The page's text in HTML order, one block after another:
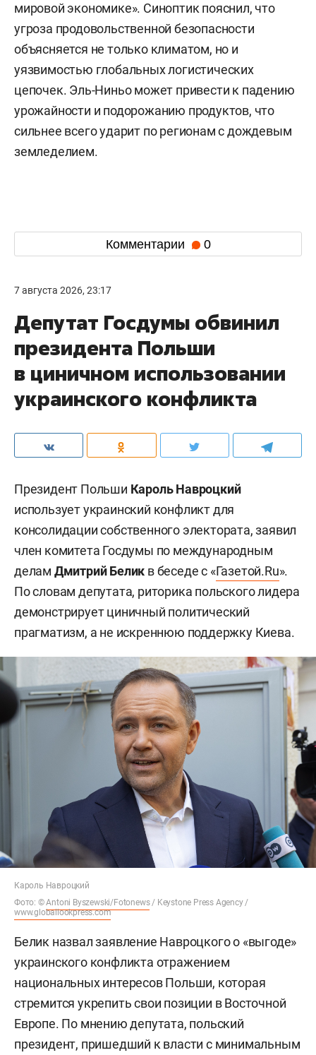
мировой экономике». Синоптик пояснил, что
угроза продовольственной безопасности
объясняется не только климатом, но и
уязвимостью глобальных логистических
цепочек. Эль-Ниньо может привести к падению
урожайности и подорожанию продуктов, что
сильнее всего ударит по регионам с дождевым
земледелием.
Комментарии 0
7 августа 2026, 23:17
Депутат Госдумы обвинил
президента Польши
в циничном использовании
украинского конфликта
Президент Польши Кароль Навроцкий
использует украинский конфликт для
консолидации собственного электората, заявил
член комитета Госдумы по международным
делам Дмитрий Белик в беседе с «Газетой.Ru».
По словам депутата, риторика польского лидера
демонстрирует циничный политический
прагматизм, а не искреннюю поддержку Киева.
Кароль Навроцкий
Фото: ©Antoni Byszewski/Fotonews/ Keystone Press Agency /
www.globallookpress.com
Белик назвал заявление Навроцкого о «выгоде»
украинского конфликта отражением
национальных интересов Польши, которая
стремится укрепить свои позиции в Восточной
Европе. По мнению депутата, польский
президент, пришедший к власти с минимальным